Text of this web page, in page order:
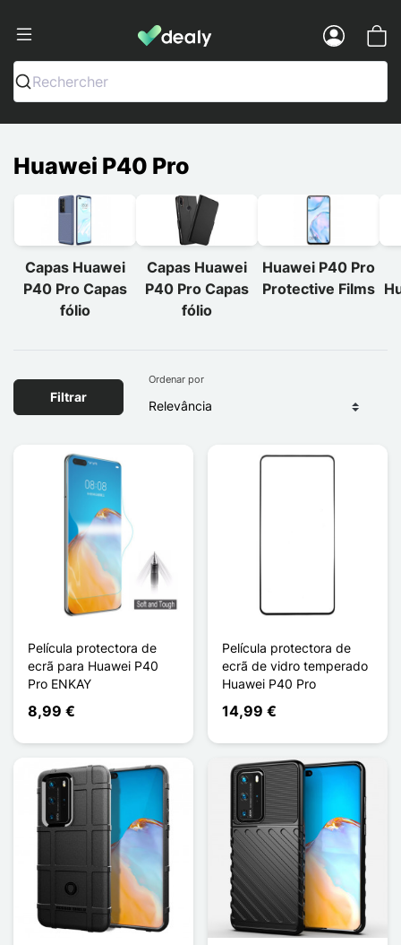
Dealy - Capas e acessórios para
Rechercher
Huawei P40 Pro
Capas Huawei
P40 Pro Capas
fólio
Capas Huawei
P40 Pro Capas
fólio
Huawei P40 Pro
Protective Films
Filtrar
Ordenar por
Película protectora de
ecrã para Huawei P40
Pro ENKAY
8,99 €
Película protectora de
ecrã de vidro temperado
Huawei P40 Pro
14,99 €